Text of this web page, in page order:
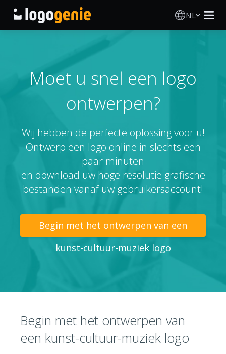
NL
AI logogenerator
Logo-ideeën
Gedrukte producten
Over
Blog
INLOGGEN
Moet u snel een logo
ontwerpen?
Wij hebben de perfecte oplossing voor u!
Ontwerp een logo online in slechts een
paar minuten
en download uw hoge resolutie grafische
bestanden vanaf uw gebruikersaccount!
Begin met het ontwerpen van een
kunst-cultuur-muziek logo
Begin met het ontwerpen van
een kunst-cultuur-muziek logo